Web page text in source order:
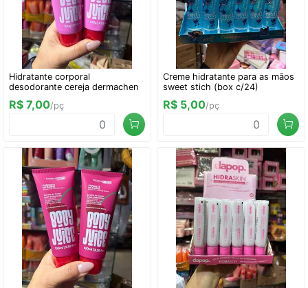
Hidratante corporal
desodorante cereja dermachen
R$ 7,00/pç
Creme hidratante para as mãos
sweet stich (box c/24)
R$ 5,00/pç